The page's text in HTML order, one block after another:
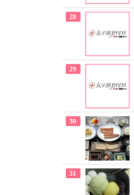
28
29
30
31